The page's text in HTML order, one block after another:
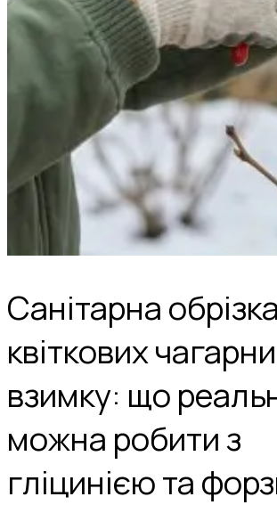
Санітарна обрізка
квіткових
взимку: що
можна робити з
гліцинією та